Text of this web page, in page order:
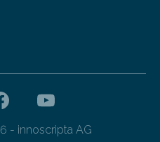
- innoscripta AG